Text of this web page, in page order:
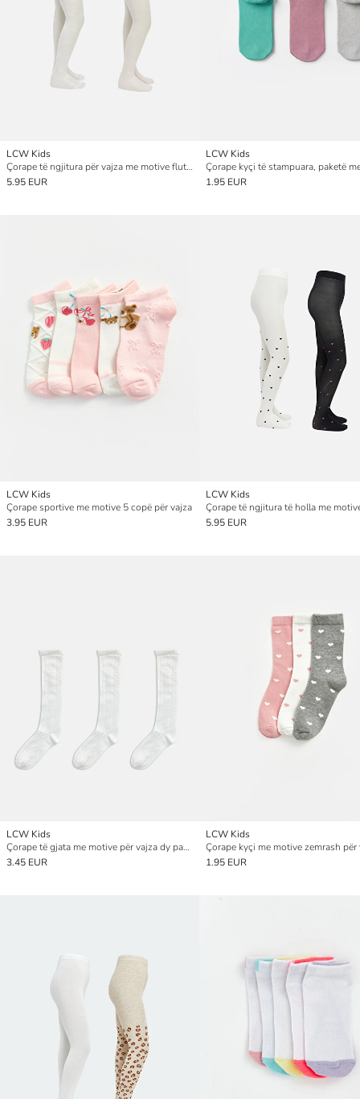
LCW Kids
Çorape të ngjitura për vajza me motive fluturash, 2 pako
5.95 EUR
LCW Kids
1.95 EUR
LCW Kids
Çorape sportive me motive 5 copë për vajza
3.95 EUR
LCW Kids
5.95 EUR
LCW Kids
Çorape të gjata me motive për vajza dy pako
3.45 EUR
LCW Kids
1.95 EUR